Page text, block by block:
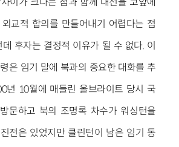
교적 합의를 만들어내기 어렵다는 점
후자는 결정적 이유가 될 수 없다. 이
은 임기 말에 북과의 중요한 대화를 추
년 10월에 매들린 올브라이트 당시 국
문하고 북의 조명록 차수가 워싱턴을
전은 있었지만 클린턴이 남은 임기 동